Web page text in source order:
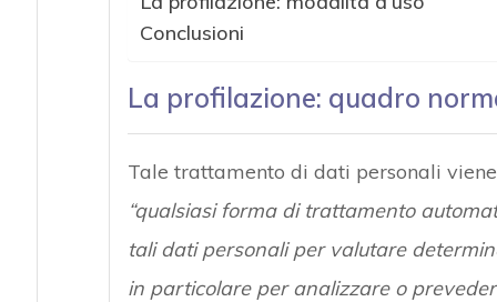
Conclusioni
La profilazione: quadro
Tale trattamento di dati personali
“qualsiasi forma di trattamento
tali dati personali per valutare
in particolare per analizzare o